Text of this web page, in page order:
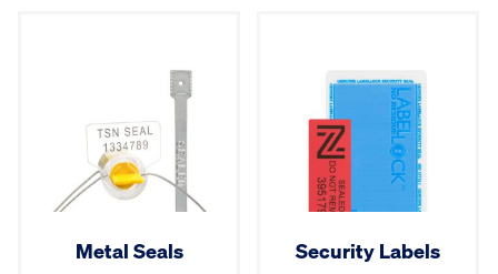
Metal Seals Security Labels